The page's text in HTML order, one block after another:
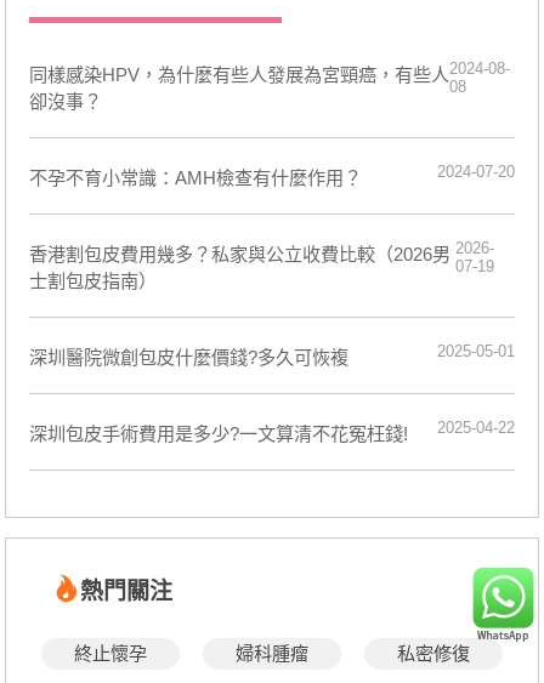
​同樣感染HPV，為什麼有些人發展為宮頸癌，有些人
卻沒事？
2024-08-
08
​不孕不育小常識：AMH檢查有什麼作用？ 2024-07-20
香港割包皮費用幾多？私家與公立收費比較（2026男
士割包皮指南）
2026-
07-19
深圳醫院微創包皮什麼價錢?多久可恢複 2025-05-01
深圳包皮手術費用是多少?一文算清不花冤枉錢! 2025-04-22
熱門關注
終止懷孕 婦科腫瘤 私密修復